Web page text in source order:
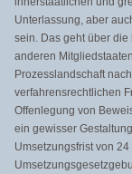
Unterlassung, aber
sein. Das geht über
anderen
Prozesslandschaft
verfahrensrechtlichen
Offenlegung von
ein gewisser
Umsetzungsfrist von